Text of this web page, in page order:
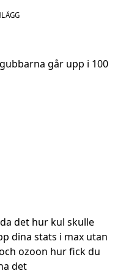
går upp i 100
det hur kul skulle
dina stats i max utan
ozoon hur fick du
det